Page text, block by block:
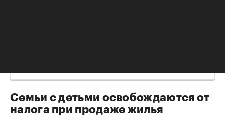
Семьи с детьми освобождаются от
налога при продаже жилья